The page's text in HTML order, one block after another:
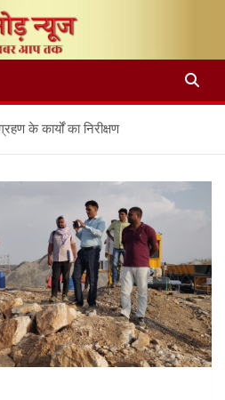
के कार्यों का निरीक्षण